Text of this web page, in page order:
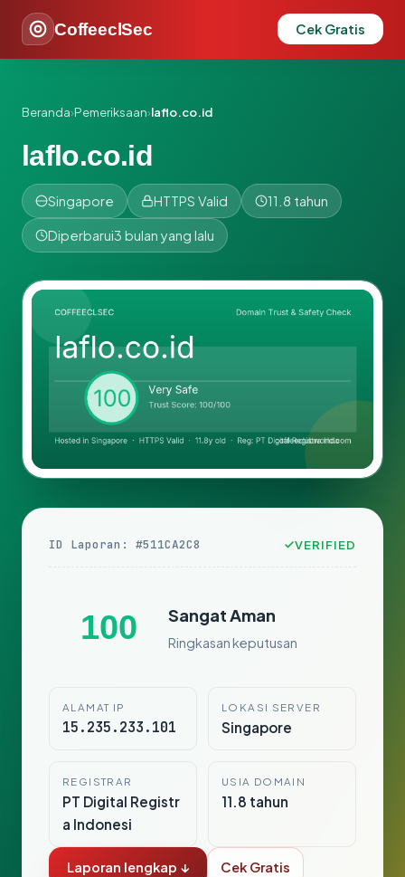
CoffeeclSec Cek Gratis
Beranda›Pemeriksaan›laflo.co.id
laflo.co.id
Singapore HTTPS Valid 11.8 tahun
Diperbarui3 bulan yang lalu
ID Laporan: #511CA2C8 VERIFIED
100 Sangat Aman
Ringkasan keputusan
ALAMAT IP
15.235.233.101
LOKASI SERVER
Singapore
REGISTRAR
PT Digital Registr
a Indonesi
USIA DOMAIN
11.8 tahun
Laporan lengkap ↓ Cek Gratis